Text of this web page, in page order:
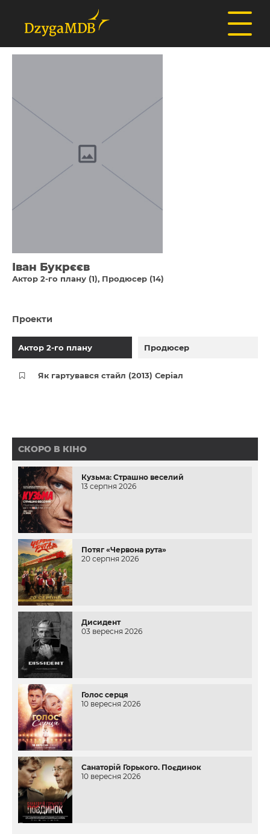
Іван Букрєєв
Актор 2-го плану (1) Продюсер (14)
Проекти
Актор 2-го плану Продюсер
Як гартувався стайл (2013) Серіал
СКОРО В КІНО
Кузьма: Страшно веселий
13 серпня 2026
Потяг «Червона рута»
20 серпня 2026
Дисидент
03 вересня 2026
Голос серця
10 вересня 2026
Санаторій Горького. Поєдинок
10 вересня 2026